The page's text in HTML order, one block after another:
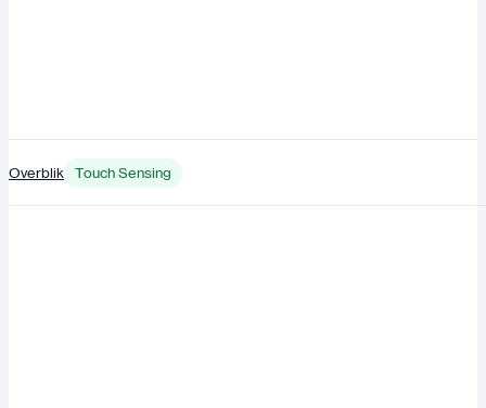
Overblik Touch Sensing